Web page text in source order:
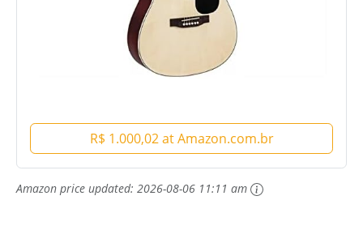
R$ 1.000,02 at Amazon.com.br
Amazon price updated: 2026-08-06 11:11 am